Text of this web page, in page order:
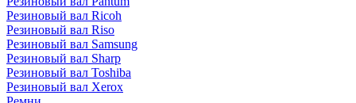
Резиновый вал Ricoh
Резиновый вал Riso
Резиновый вал Samsung
Резиновый вал Sharp
Резиновый вал Toshiba
Резиновый вал Xerox